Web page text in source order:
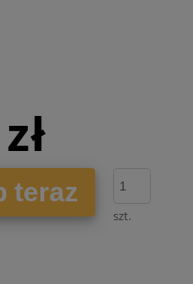
teraz
szt.